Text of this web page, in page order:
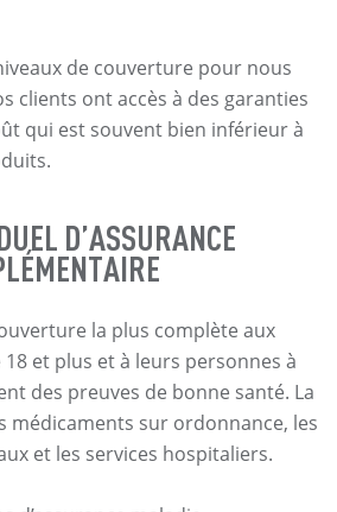
de couverture pour nous
clients ont accès à des garanties
qui est souvent bien inférieur à
D’ASSURANCE
la plus complète aux
et plus et à leurs personnes à
des preuves de bonne santé. La
médicaments sur ordonnance, les
et les services hospitaliers.